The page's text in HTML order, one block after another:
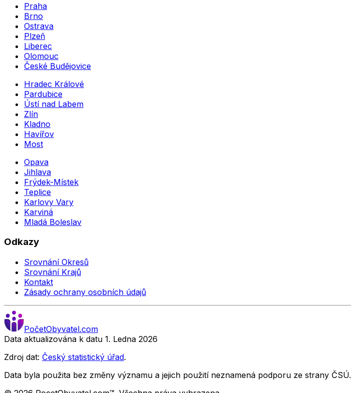
Praha
Brno
Ostrava
Plzeň
Liberec
Olomouc
České Budějovice
Hradec Králové
Pardubice
Ústí nad Labem
Zlín
Kladno
Havířov
Most
Opava
Jihlava
Frýdek-Místek
Teplice
Karlovy Vary
Karviná
Mladá Boleslav
Odkazy
Srovnání Okresů
Srovnání Krajů
Kontakt
Zásady ochrany osobních údajů
PočetObyvatel.com
Data aktualizována k datu 1. Ledna 2026
Zdroj dat: Český statistický úřad.
Data byla použita bez změny významu a jejich použití neznamená podporu ze strany ČSÚ.